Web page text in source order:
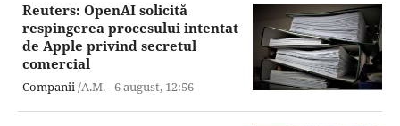
Reuters: OpenAI solicită
respingerea procesului intentat
de Apple privind secretul
comercial
Companii/A.M. -6 august, 12:56